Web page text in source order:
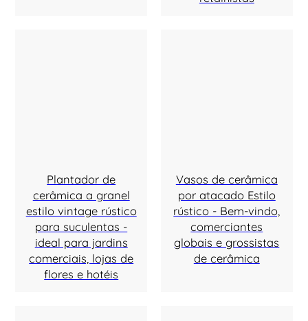
Plantador de
cerâmica a granel
estilo vintage rústico
para suculentas -
ideal para jardins
comerciais, lojas de
flores e hotéis
Vasos de cerâmica
por atacado Estilo
rústico - Bem-vindo,
comerciantes
globais e grossistas
de cerâmica